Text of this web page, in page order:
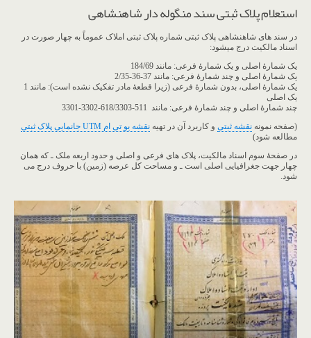
استعلام پلاک ثبتی سند منگوله دار شاهنشاهی
در سند های شاهنشاهی پلاک ثبتی شماره پلاک ثبتی املاک عموماً به چهار صورت در
اسناد مالکیت درج می­شود:
یک شمارۀ اصلی و یک شمارۀ فرعی: مانند 184/69
یک شمارۀ اصلی و چند شمارۀ فرعی: مانند 37-36-2/35
یک شمارۀ اصلی، بدون شمارۀ فرعی (زیرا قطعۀ مادر تفکیک نشده است): مانند 1
یک اصلی
چند شمارۀ اصلی و چند شمارۀ فرعی: مانند 511-618/3303-3302-3301
(صفحه نمونه نقشه ثبتی و کاربرد آن در تهیه نقشه یو تی ام UTM جانمایی پلاک ثبتی
مطالعه شود)
در صفحۀ سوم اسناد مالکیت، پلاک ‌های فرعی و اصلی و حدود اربعه ملک ـ که همان
چهار جهت جغرافیایی اصلی است ـ و مساحت کل عرصه (زمین) با حروف درج می
شود.